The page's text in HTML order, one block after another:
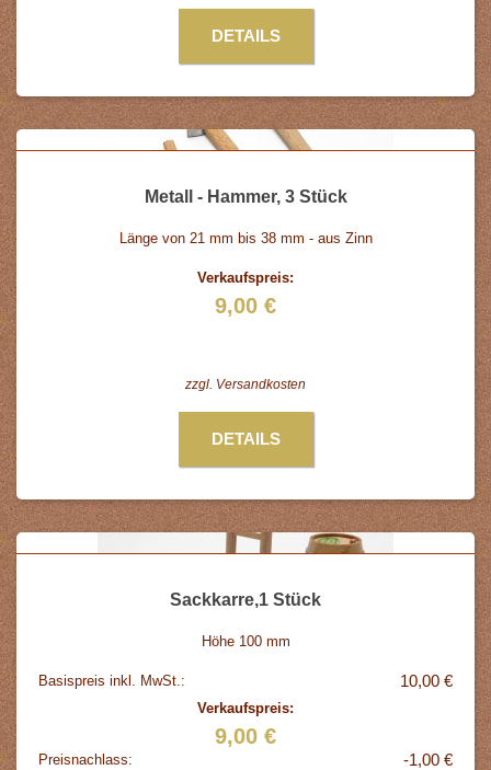
DETAILS
Metall - Hammer, 3 Stück
Länge von 21 mm bis 38 mm - aus Zinn
Verkaufspreis:
9,00 €
zzgl. Versandkosten
DETAILS
Sackkarre,1 Stück
Höhe 100 mm
Basispreis inkl. MwSt.: 10,00 €
Verkaufspreis:
9,00 €
Preisnachlass: -1,00 €